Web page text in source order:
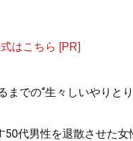
はこちら [PR]
での“生々しいやりと
代男性を退散させた女